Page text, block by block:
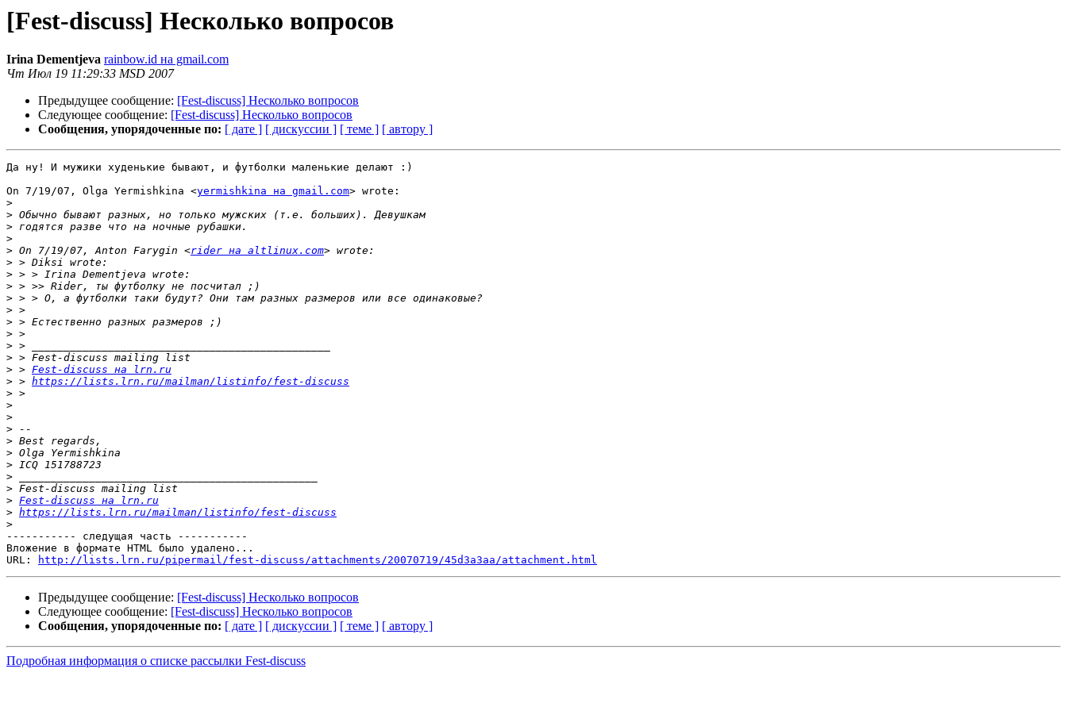
[Fest-discuss] Несколько вопросов
Irina Dementjeva rainbow.id на gmail.com
Чт Июл 19 11:29:33 MSD 2007
Предыдущее сообщение: [Fest-discuss] Несколько вопросов
Следующее сообщение: [Fest-discuss] Несколько вопросов
Сообщения, упорядоченные по: [ дате ] [ дискуссии ] [ теме ] [ автору ]
Да ну! И мужики худенькие бывают, и футболки маленькие делают :)
On 7/19/07, Olga Yermishkina <yermishkina на gmail.com> wrote:
>
>
>
>
> On 7/19/07, Anton Farygin <rider на altlinux.com
>
>
>
>
>
>
>
>
>
> > Fest-discuss на lrn.ru
> > https://lists.lrn.ru/mailman/listinfo/fest-discuss
>
>
>
>
>
>
>
>
>
> Fest-discuss на lrn.ru
> https://lists.lrn.ru/mailman/listinfo/fest-discuss
>
----------- следущая часть -----------
Вложение в формате HTML было удалено...
URL:
http://lists.lrn.ru/pipermail/fest-discuss/attachments/20070719/45d3a3aa/attachment.html
Предыдущее сообщение: [Fest-discuss] Несколько вопросов
Следующее сообщение: [Fest-discuss] Несколько вопросов
Сообщения, упорядоченные по: [ дате ] [ дискуссии ] [ теме ] [ автору ]
Подробная информация о списке рассылки Fest-discuss